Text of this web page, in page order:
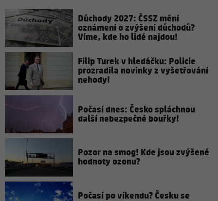
Důchody 2027: ČSSZ mění
oznámení o zvýšení důchodů?
Víme, kde ho lidé najdou!
Filip Turek v hledáčku: Policie
prozradila novinky z vyšetřování
nehody!
Počasí dnes: Česko spláchnou
další nebezpečné bouřky!
Pozor na smog! Kde jsou zvýšené
hodnoty ozonu?
Počasí po víkendu? Česku se